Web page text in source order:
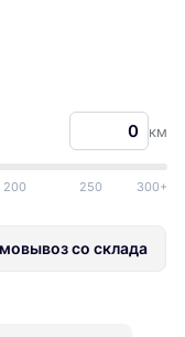
км
200 250 300+
со склада